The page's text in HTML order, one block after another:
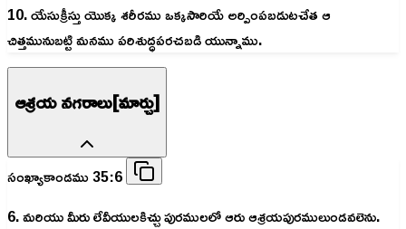
10. యేసుక్రీస్తు యొక్క శరీరము ఒక్కసారియే అర్పింపబడుటచేత ఆ
చిత్తమునుబట్టి మనము పరిశుద్ధపరచబడి యున్నాము.
ఆశ్రయ నగరాలు[మార్చు]
సంఖ్యాకాండము 35:6
6. మరియు మీరు లేవీయులకిచ్చు పురములలో ఆరు ఆశ్రయపురములుండవలెను.